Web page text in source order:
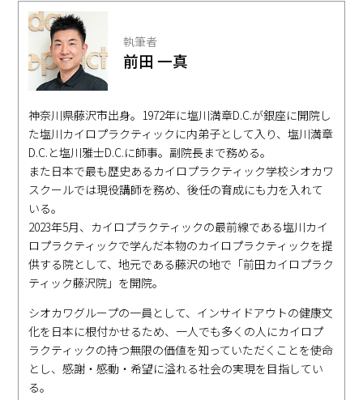
執筆者
前田 一真
神奈川県藤沢市出身。1972年に塩川満章D.C.が銀座に開院し
た塩川カイロプラクティックに内弟子として入り、塩川満章
D.C.と塩川雅士D.C.に師事。副院長まで務める。
また日本で最も歴史あるカイロプラクティック学校シオカワ
スクールでは現役講師を務め、後任の育成にも力を入れて
いる。
2023年5月、カイロプラクティックの最前線である塩川カイ
ロプラクティックで学んだ本物のカイロプラクティックを提
供する院として、地元である藤沢の地で「前田カイロプラク
ティック藤沢院」を開院。
シオカワグループの一員として、インサイドアウトの健康文
化を日本に根付かせるため、一人でも多くの人にカイロプ
ラクティックの持つ無限の価値を知っていただくことを使命
とし、感謝・感動・希望に溢れる社会の実現を目指してい
る。